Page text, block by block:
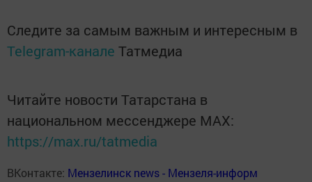
Следите за самым важным и интересным в
Telegram-канале Татмедиа
Читайте новости Татарстана в
национальном мессенджере MАХ:
https://max.ru/tatmedia
ВКонтакте: Мензелинск news - Мензеля-информ